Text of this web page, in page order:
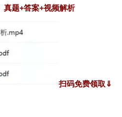
真题+答案+视频解析
扫码免费领取⇓